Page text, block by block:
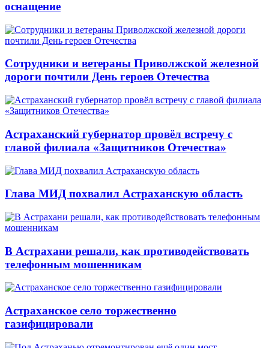
оснащение
Сотрудники и ветераны Приволжской железной
дороги почтили День героев Отечества
Астраханский губернатор провёл встречу с
главой филиала «Защитников Отечества»
Глава МИД похвалил Астраханскую область
В Астрахани решали, как противодействовать
телефонным мошенникам
Астраханское село торжественно
газифицировали